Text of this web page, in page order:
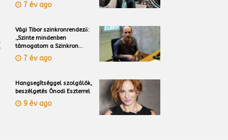
7 év ago
Vági Tibor szinkronrendező:
„Szinte mindenben
támogatom a Szinkron
Alapszervezetet”
7 év ago
Hangsegítséggel szolgálók,
beszélgetés Ónodi Eszterrel
9 év ago